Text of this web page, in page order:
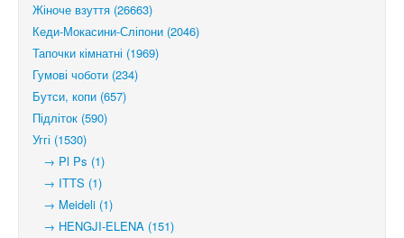
Жіноче взуття (26663)
Кеди-Мокасини-Сліпони (2046)
Тапочки кімнатні (1969)
Гумові чоботи (234)
Бутси, копи (657)
Підліток (590)
Уггі (1530)
→ Pl Ps (1)
→ ITTS (1)
→ Meideli (1)
→ HENGJI-ELENA (151)